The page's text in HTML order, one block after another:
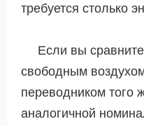
требуется столько
Если вы
свободным
переводником того
аналогичной